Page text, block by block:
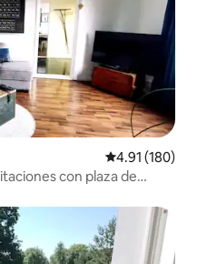
Calificación
4.91 (180)
con plaza de